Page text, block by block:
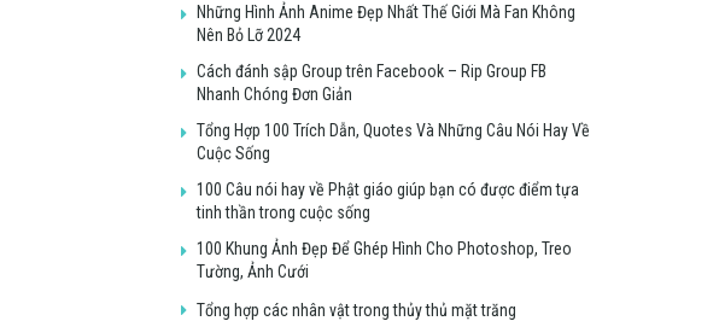
Những Hình Ảnh Anime Đẹp Nhất Thế Giới Mà Fan Không
Nên Bỏ Lỡ 2024
Cách đánh sập Group trên Facebook – Rip Group FB
Nhanh Chóng Đơn Giản
Tổng Hợp 100 Trích Dẫn, Quotes Và Những Câu Nói Hay Về
Cuộc Sống
100 Câu nói hay về Phật giáo giúp bạn có được điểm tựa
tinh thần trong cuộc sống
100 Khung Ảnh Đẹp Để Ghép Hình Cho Photoshop, Treo
Tường, Ảnh Cưới
Tổng hợp các nhân vật trong thủy thủ mặt trăng